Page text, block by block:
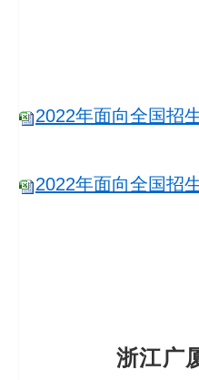
2022年面向全国招
2022年面向全国招
浙江广厦建